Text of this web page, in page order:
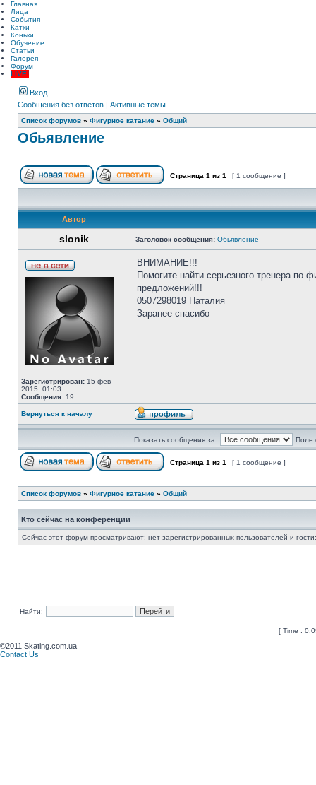
Главная
Лица
События
Катки
Коньки
Обучение
Статьи
Галерея
Форум
LIVE!
Вход
Сообщения без ответов | Активные темы
Список форумов » Фигурное катание » Общий
Обьявление
Страница 1 из 1 [ 1 сообщение ]
Автор
slonik Заголовок сообщения: Обьявление
Зарегистрирован: 15 фев
2015, 01:03
Сообщения: 19
ВНИМАНИЕ!!!
Помогите найти серьезного тренера по
предложений!!!
0507298019 Наталия
Заранее спасибо
Вернуться к началу
Показать сообщения за: Поле
Страница 1 из 1 [ 1 сообщение ]
Список форумов » Фигурное катание » Общий
Кто сейчас на конференции
Сейчас этот форум просматривают: нет зарегистрированных пользователей и
Найти:
[ Time :
©2011 Skating.com.ua
Contact Us